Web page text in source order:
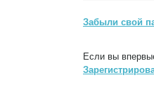
Забыли свой
Если вы